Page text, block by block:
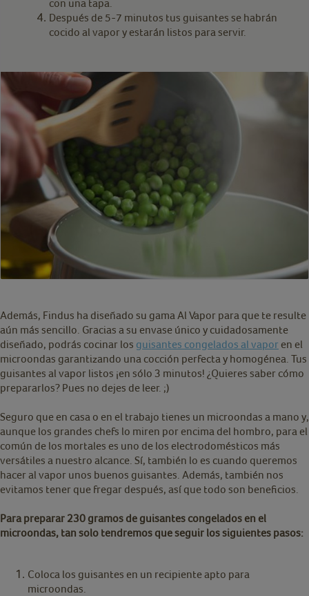
con una tapa.
Después de 5-7 minutos tus guisantes se habrán
cocido al vapor y estarán listos para servir.
Además, Findus ha diseñado su gama Al Vapor para que te resulte
aún más sencillo. Gracias a su envase único y cuidadosamente
diseñado, podrás cocinar los guisantes congelados al vapor en el
microondas garantizando una cocción perfecta y homogénea. Tus
guisantes al vapor listos ¡en sólo 3 minutos! ¿Quieres saber cómo
prepararlos? Pues no dejes de leer. ;)
Seguro que en casa o en el trabajo tienes un microondas a mano y,
aunque los grandes chefs lo miren por encima del hombro, para el
común de los mortales es uno de los electrodomésticos más
versátiles a nuestro alcance. Sí, también lo es cuando queremos
hacer al vapor unos buenos guisantes. Además, también nos
evitamos tener que fregar después, así que todo son beneficios.
Para preparar 230 gramos de guisantes congelados en el
microondas, tan solo tendremos que seguir los siguientes pasos:
Coloca los guisantes en un recipiente apto para
microondas.